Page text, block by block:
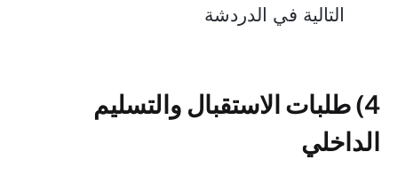
التالية في الدردشة
4) طلبات الاستقبال والتسليم
الداخلي